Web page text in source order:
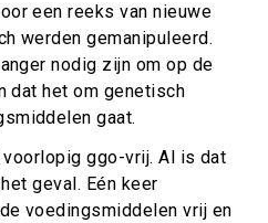
een reeks van nieuwe
werden gemanipuleerd.
nodig zijn om op de
dat het om genetisch
gaat.
ggo-vrij. Al is dat
geval. Eén keer
voedingsmiddelen vrij en